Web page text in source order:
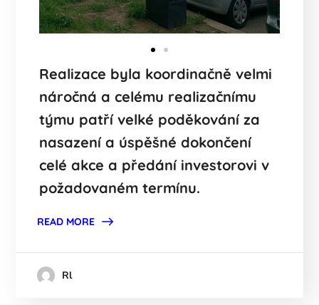
Realizace byla koordinačně velmi
náročná a celému realizačnímu
týmu patří velké poděkování za
nasazení a úspěšné dokončení
celé akce a předání investorovi v
požadovaném termínu.
READ MORE
Rl